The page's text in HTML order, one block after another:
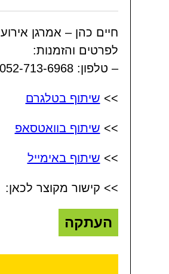
חיים כהן – אמרגן
לפרטים והזמנות:
– טלפון: 052-713-6968
>> שיתוף בטלגרם
>> שיתוף בוואטסאפ
>> שיתוף באימייל
>> קישור מקוצר לכאן:
העתקה